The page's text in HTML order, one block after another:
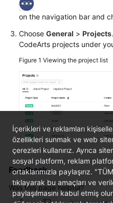
Responsibilities
Service
Level
Agreement
White
Papers
Endpoints
Permissions
on the navigation bar and
Choose General > Projects
CodeArts projects under
Figure 1 Viewing the project list
Feedback
Was this page helpful?
İçerikleri ve reklamları
özellikleri sunmak ve web
çerezleri kullanırız. Ayrıca
sosyal platform, reklam
ortaklarımızla paylaşırız.
tıklayarak bu amaçları ve
paylaşılmasını kabul etmiş